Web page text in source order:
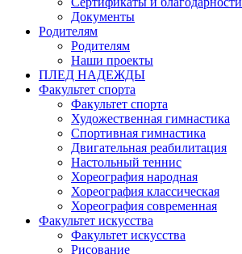
Документы
Родителям
Родителям
Наши проекты
ПЛЕД НАДЕЖДЫ
Факультет спорта
Факультет спорта
Художественная гимнастика
Спортивная гимнастика
Двигательная реабилитация
Настольный теннис
Хореография народная
Хореография классическая
Хореография современная
Факультет искусства
Факультет искусства
Рисование